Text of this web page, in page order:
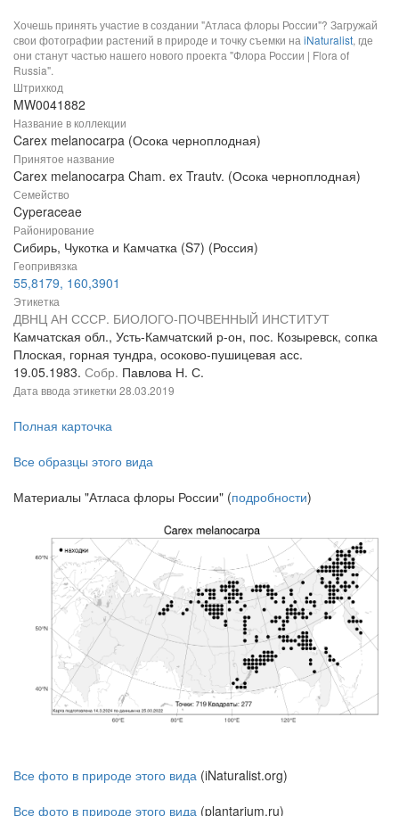
Хочешь принять участие в создании "Атласа флоры России"? Загружай
свои фотографии растений в природе и точку съемки на iNaturalist, где
они станут частью нашего нового проекта "Флора России | Flora of
Russia".
Штрихкод
MW0041882
Название в коллекции
Carex melanocarpa (Осока черноплодная)
Принятое название
Carex melanocarpa Cham. ex Trautv. (Осока черноплодная)
Семейство
Cyperaceae
Районирование
Сибирь, Чукотка и Камчатка (S7) (Россия)
Геопривязка
55,8179, 160,3901
Этикетка
ДВНЦ АН СССР. БИОЛОГО-ПОЧВЕННЫЙ ИНСТИТУТ
Камчатская обл., Усть-Камчатский р-он, пос. Козыревск, сопка
Плоская, горная тундра, осоково-пушицевая асс.
19.05.1983. Собр. Павлова Н. С.
Дата ввода этикетки 28.03.2019
Полная карточка
Все образцы этого вида
Материалы "Атласа флоры России" (подробности)
Все фото в природе этого вида (iNaturalist.org)
Все фото в природе этого вида (plantarium.ru)